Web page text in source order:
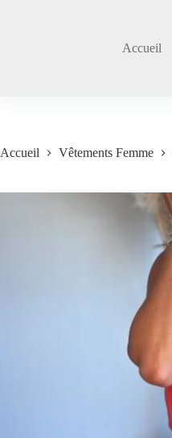
Accueil
Accueil Vêtements Femme